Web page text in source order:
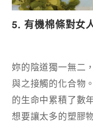
5. 有機棉條對女
妳的陰道獨一無二
與之接觸的化合物
的生命中累積了數
想要讓太多的塑膠